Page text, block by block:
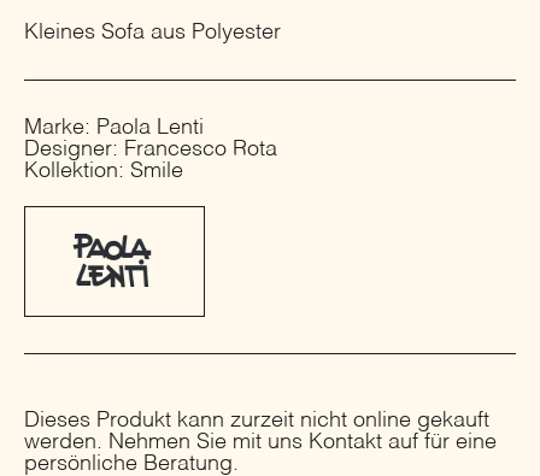
Kleines Sofa aus Polyester
Marke: Paola Lenti
Designer: Francesco Rota
Kollektion: Smile
Dieses Produkt kann zurzeit nicht online gekauft
werden. Nehmen Sie mit uns Kontakt auf für eine
persönliche Beratung.